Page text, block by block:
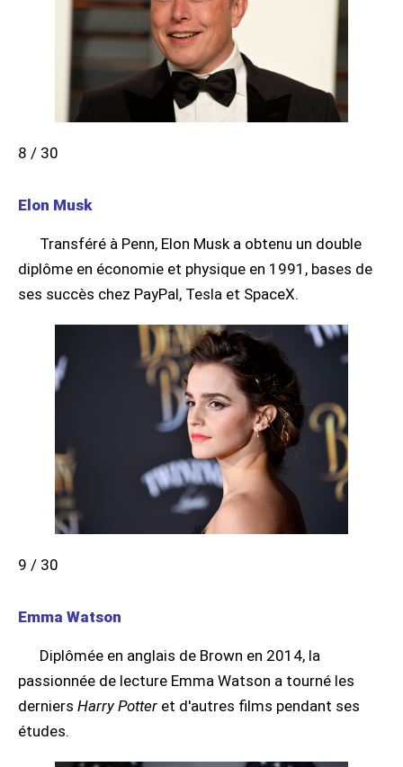
8 / 30
Elon Musk
Transféré à Penn, Elon Musk a obtenu un double
diplôme en économie et physique en 1991, bases de
ses succès chez PayPal, Tesla et SpaceX.
9 / 30
Emma Watson
Diplômée en anglais de Brown en 2014, la
passionnée de lecture Emma Watson a tourné les
derniers Harry Potter et d'autres films pendant ses
études.